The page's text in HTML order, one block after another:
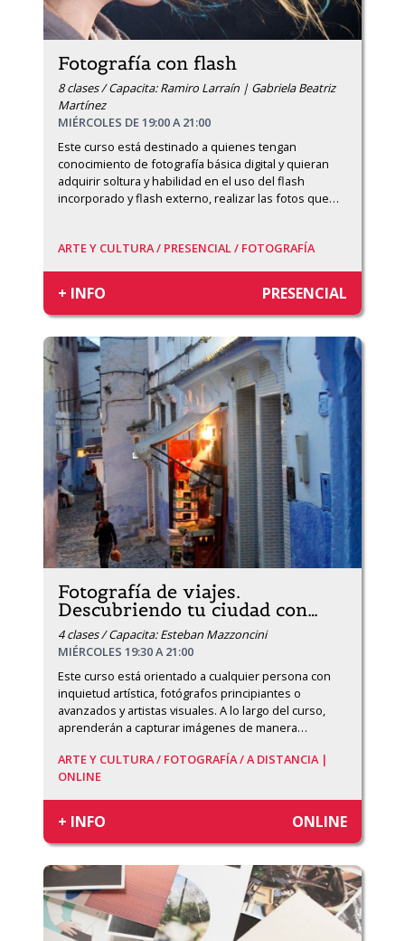
Fotografía con flash
8 clases / Capacita: Ramiro Larraín | Gabriela Beatriz
Martínez
MIÉRCOLES DE 19:00 A 21:00
Este curso está destinado a quienes tengan
conocimiento de fotografía básica digital y quieran
adquirir soltura y habilidad en el uso del flash
incorporado y flash externo, realizar las fotos que…
ARTE Y CULTURA / PRESENCIAL / FOTOGRAFÍA
+ INFO PRESENCIAL
Fotografía de viajes.
Descubriendo tu ciudad con…
4 clases / Capacita: Esteban Mazzoncini
MIÉRCOLES 19:30 A 21:00
Este curso está orientado a cualquier persona con
inquietud artística, fotógrafos principiantes o
avanzados y artistas visuales. A lo largo del curso,
aprenderán a capturar imágenes de manera…
ARTE Y CULTURA / FOTOGRAFÍA /A DISTANCIA |
ONLINE
+ INFO ONLINE